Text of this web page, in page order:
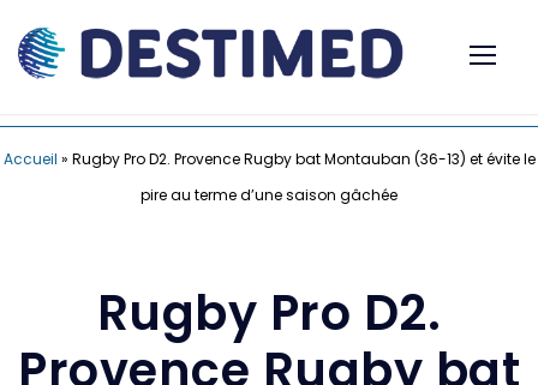
Accueil » Rugby Pro D2. Provence Rugby bat Montauban (36-13) et évite le
pire au terme d’une saison gâchée
Rugby Pro D2.
Provence Rugby bat